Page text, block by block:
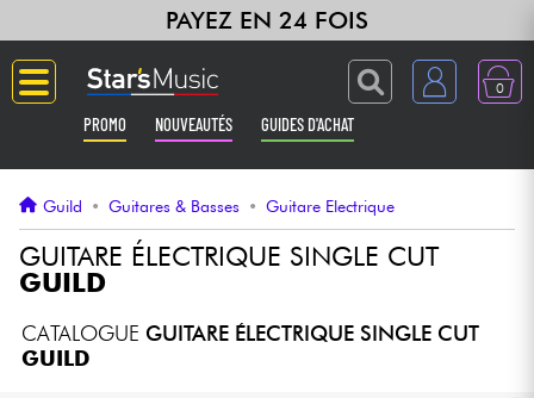
PAYEZ EN 24 FOIS
0
PROMO NOUVEAUTÉS GUIDES D'ACHAT
Guitares & Basses
Guild • Guitares & Basses • Guitare Electrique
GUITARE ÉLECTRIQUE SINGLE CUT
GUILD
CATALOGUE GUITARE ÉLECTRIQUE SINGLE CUT
GUILD